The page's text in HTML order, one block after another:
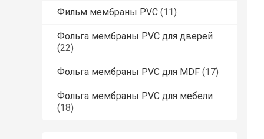
Фильм мембраны PVC (11)
Фольга мембраны PVC для дверей
(22)
Фольга мембраны PVC для MDF (17)
Фольга мембраны PVC для мебели
(18)